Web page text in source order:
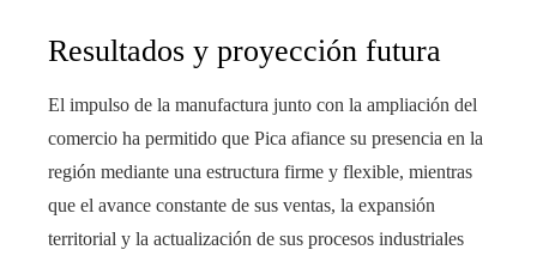
Resultados y proyección futura
El impulso de la manufactura junto con la ampliación del
comercio ha permitido que Pica afiance su presencia en la
región mediante una estructura firme y flexible, mientras
que el avance constante de sus ventas, la expansión
territorial y la actualización de sus procesos industriales